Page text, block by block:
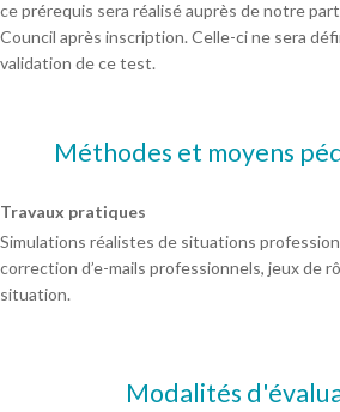
ce prérequis sera réalisé auprès de notre
Council après inscription. Celle-ci ne sera
validation de ce test.
Méthodes et moyens
Travaux pratiques
Simulations réalistes de situations
correction d’e-mails professionnels, jeux de
situation.
Modalités